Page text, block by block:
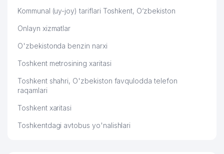
Kommunal (uy-joy) tariflari Toshkent, O‘zbekiston
Onlayn xizmatlar
O'zbekistonda benzin narxi
Toshkent metrosining xaritasi
Toshkent shahri, O'zbekiston favqulodda telefon
raqamlari
Toshkent xaritasi
Toshkentdagi avtobus yo'nalishlari